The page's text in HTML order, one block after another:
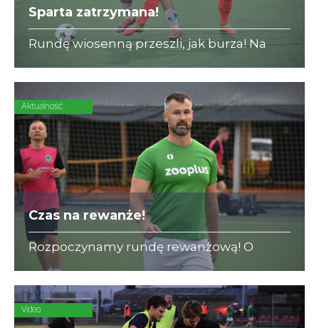
Sparta zatrzymana!
Rundę wiosenną przeszli, jak burza! Na
początku rewanżów serię lidera przerywa
DENT-CAR (12:2)!
Aktualność
Czas na rewanże!
Rozpoczynamy rundę rewanżową! O
bezcenne zwycięstwo w II Lidze A
powalczą dwaj beniaminkowie - zooplus i
KPFiG.
Video